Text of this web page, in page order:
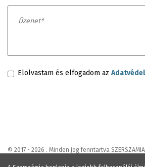
Elolvastam és elfogadom az
© 2017 - 2026 . Minden jog fenntartva